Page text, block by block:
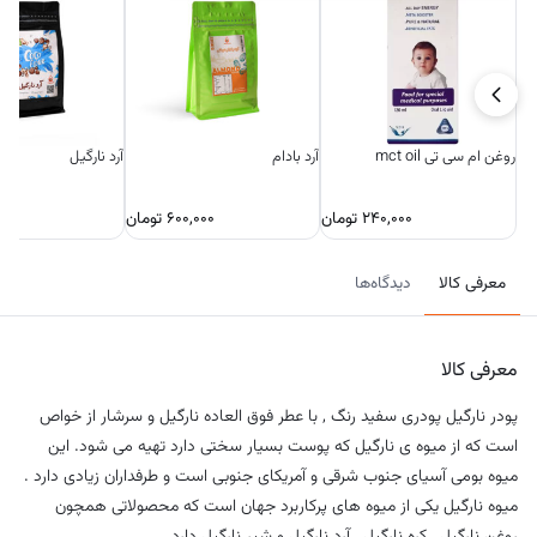
روغن ام سی تی mct oil
۲۴۰,۰۰۰ تومان
آرد بادام
۶۰۰,۰۰۰تومان
آرد نارگیل
معرفی کالا دیدگاه‌ها
معرفی کالا
پودر نارگیل پودری سفید رنگ , با عطر فوق العاده نارگیل و سرشار از خواص
است که از میوه ی نارگیل که پوست بسیار سختی دارد تهیه می شود. این
میوه بومی آسیای جنوب شرقی و آمریکای جنوبی است و طرفداران زیادی دارد .
میوه نارگیل یکی از میوه های پرکاربرد جهان است که محصولاتی همچون